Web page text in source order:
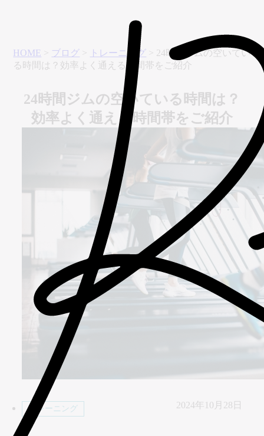
HOME > ブログ > トレーニング > 24時間ジムの空いてい
る時間は？効率よく通える時間帯をご紹介
24時間ジムの空いている時間は？
効率よく通える時間帯をご紹介
トレーニング 2024年10月28日